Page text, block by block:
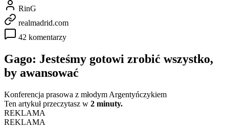
RinG
realmadrid.com
42 komentarzy
Gago: Jesteśmy gotowi zrobić wszystko,
by awansować
Konferencja prasowa z młodym Argentyńczykiem
Ten artykuł przeczytasz w 2 minuty.
REKLAMA
REKLAMA